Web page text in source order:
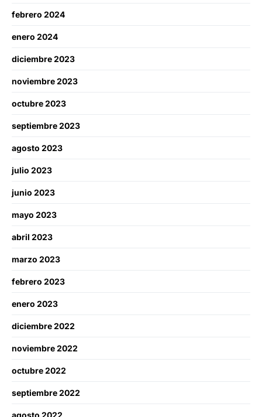
febrero 2024
enero 2024
diciembre 2023
noviembre 2023
octubre 2023
septiembre 2023
agosto 2023
julio 2023
junio 2023
mayo 2023
abril 2023
marzo 2023
febrero 2023
enero 2023
diciembre 2022
noviembre 2022
octubre 2022
septiembre 2022
agosto 2022